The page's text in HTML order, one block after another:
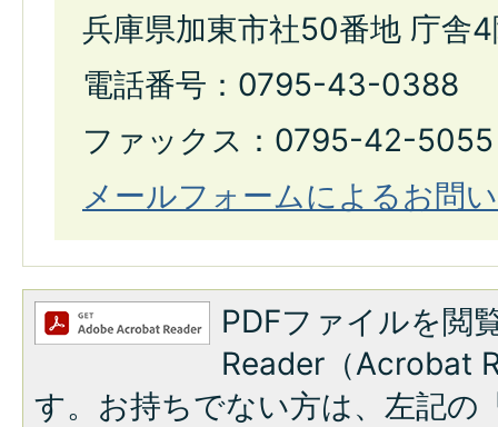
兵庫県加東市社50番地 庁舎
電話番号：0795-43-0388
ファックス：0795-42-5055
メールフォームによるお問
PDFファイルを閲
Reader（Acrobat
す。お持ちでない方は、左記の